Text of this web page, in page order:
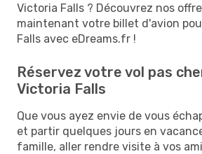
Victoria Falls ? Découvrez nos
maintenant votre billet d'avion
Falls avec eDreams.fr !
Réservez votre vol pas
Victoria Falls
Que vous ayez envie de vous
et partir quelques jours en
famille, aller rendre visite à vos